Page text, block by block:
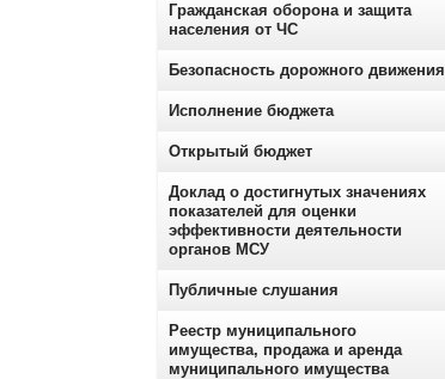
Гражданская оборона и защита
населения от ЧС
Безопасность дорожного движения
Исполнение бюджета
Открытый бюджет
Доклад о достигнутых значениях
показателей для оценки
эффективности деятельности
органов МСУ
Публичные слушания
Реестр муниципального
имущества, продажа и аренда
муниципального имущества